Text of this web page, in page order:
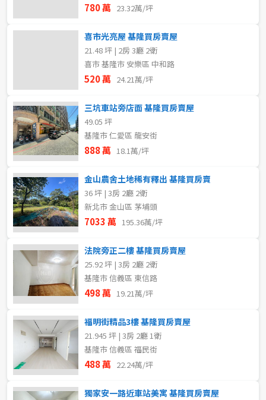
780 萬 23.32萬/坪
喜市光亮屋 基隆買房賣屋
21.48 坪 | 2房 3廳 2衛
喜市 基隆市 安樂區 中和路
520 萬 24.21萬/坪
三坑車站旁店面 基隆買房賣屋
49.05 坪
基隆市 仁愛區 龍安街
888 萬 18.1萬/坪
金山農舍土地稀有釋出 基隆買房賣
36 坪 | 3房 2廳 2衛
新北市 金山區 茅埔頭
7033 萬 195.36萬/坪
法院旁正二樓 基隆買房賣屋
25.92 坪 | 3房 2廳 2衛
基隆市 信義區 東信路
498 萬 19.21萬/坪
福明街精品3樓 基隆買房賣屋
21.945 坪 | 3房 2廳 1衛
基隆市 信義區 福民街
488 萬 22.24萬/坪
獨家安一路近車站美寓 基隆買房賣屋